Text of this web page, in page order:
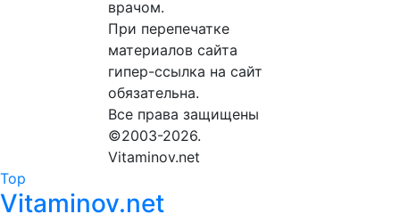
врачом.
При перепечатке
материалов сайта
гипер-ссылка на сайт
обязательна.
Все права защищены
©2003-2026.
Vitaminov.net
Top
Vitaminov.net